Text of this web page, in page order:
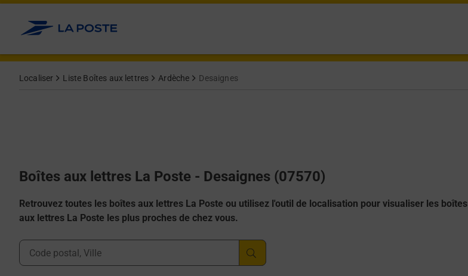
Allez au contenu
Localiser Liste Boîtes aux lettres Ardèche Desaignes
Boîtes aux lettres La Poste - Desaignes (07570)
Retrouvez toutes les boîtes aux lettres La Poste ou utilisez l'outil de localisation pour visualiser les boîtes
aux lettres La Poste les plus proches de chez vous.
Ville, Département, Code Postal